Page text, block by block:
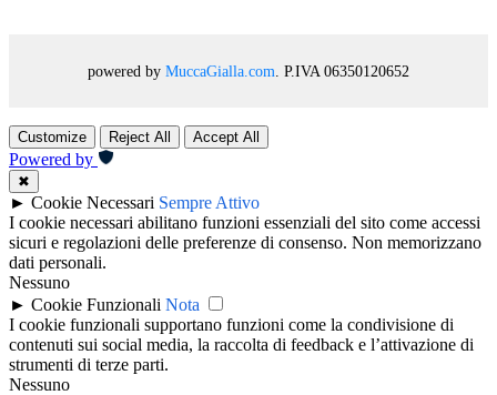
powered by MuccaGialla.com . P.IVA 06350120652
Customize Reject All Accept All
Powered by
✖
► Cookie Necessari Sempre Attivo
I cookie necessari abilitano funzioni essenziali del sito come accessi
sicuri e regolazioni delle preferenze di consenso. Non memorizzano
dati personali.
Nessuno
► Cookie Funzionali Nota
I cookie funzionali supportano funzioni come la condivisione di
contenuti sui social media, la raccolta di feedback e l’attivazione di
strumenti di terze parti.
Nessuno